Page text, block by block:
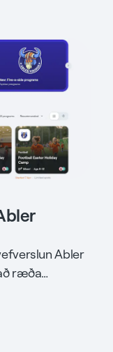
Abler
ræða